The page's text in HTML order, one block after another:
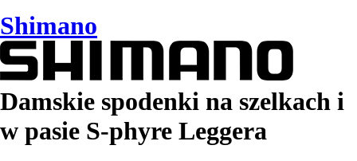
Shimano
Damskie spodenki na szelkach i
w pasie S-phyre Leggera